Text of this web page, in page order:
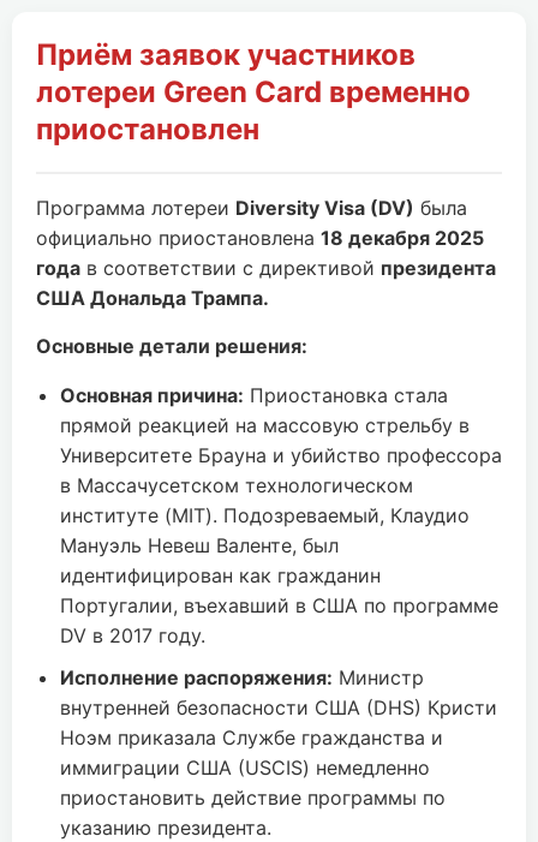
Приём заявок участников
лотереи Green Card временно
приостановлен
Программа лотереи Diversity Visa (DV) была
официально приостановлена 18 декабря 2025
года в соответствии с директивой президента
США Дональда Трампа.
Основные детали решения:
Основная причина: Приостановка стала
прямой реакцией на массовую стрельбу в
Университете Брауна и убийство профессора
в Массачусетском технологическом
институте (MIT). Подозреваемый, Клаудио
Мануэль Невеш Валенте, был
идентифицирован как гражданин
Португалии, въехавший в США по программе
DV в 2017 году.
Исполнение распоряжения: Министр
внутренней безопасности США (DHS) Кристи
Ноэм приказала Службе гражданства и
иммиграции США (USCIS) немедленно
приостановить действие программы по
указанию президента.